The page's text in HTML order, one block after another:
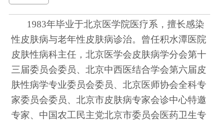
1983年毕业于北京医学院医疗系，擅长感染
性皮肤病与老年性皮肤病诊治。曾任积水潭医院
皮肤性病科主任，北京医学会皮肤病学分会第十
三届委员会委员、北京中西医结合学会第六届皮
肤性病学专业委员会委员、北京医师协会全科专
家委员会委员、北京市皮肤病专家会诊中心特邀
专家、中国农工民主党北京市委员会医药卫生专